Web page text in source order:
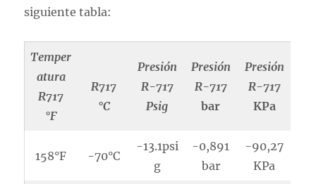
siguiente tabla:
Temper
atura
R717
°F
R717
°C
Presión
R-717
Psig
Presión
R-717
bar
Presión
R-717
KPa
158°F -70°C
-13.1psi
g
-0,891
bar
-90,27
KPa